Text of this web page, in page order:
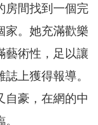
房間找到一個完
家。她充滿歡樂
藝術性，足以讓
上獲得報導。
自豪，在網的中